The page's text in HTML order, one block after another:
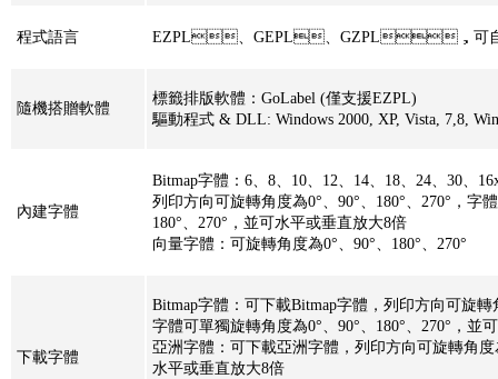
程式語言 EZPL、GEPL、GZPL，可
隨機搭贈軟體
標籤排版軟體：GoLabel (僅支援EZPL)
驅動程式 & DLL: Windows 2000, XP, Vista, 7,8,
內建字體
Bitmap字體：6、8、10、12、14、18、
列印方向可旋轉角度為0°、90°、180°、270°，字
180°、270°，並可水平或垂直放大8倍
向量字體：可旋轉角度為0°、90°、180°、270°
下載字體
Bitmap字體：可下載Bitmap字體，列印方向可旋轉角度為
字體可單獨旋轉角度為0°、90°、180°、270°
亞洲字體：可下載亞洲字體，列印方向可旋轉角度為
水平或垂直放大8倍